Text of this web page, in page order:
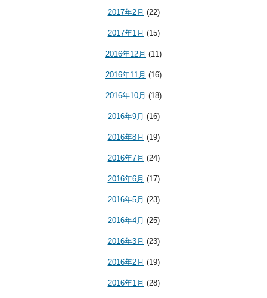
2017年2月 (22)
2017年1月 (15)
2016年12月 (11)
2016年11月 (16)
2016年10月 (18)
2016年9月 (16)
2016年8月 (19)
2016年7月 (24)
2016年6月 (17)
2016年5月 (23)
2016年4月 (25)
2016年3月 (23)
2016年2月 (19)
2016年1月 (28)